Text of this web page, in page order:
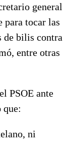
general
para tocar las
de bilis contra
entre otras
PSOE ante
ni